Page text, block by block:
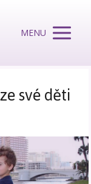
MENU
své děti